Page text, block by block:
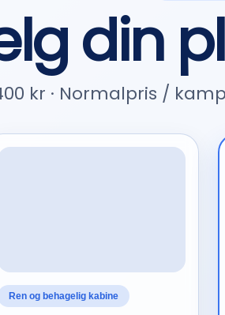
din
kr · Normalpris /
Ren og behagelig kabine